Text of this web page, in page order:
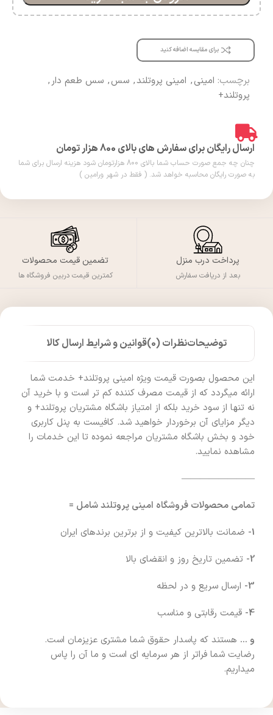
برای مقایسه اضافه کنید
برچسب: امینی, امینی پروتلند, سس, سس طعم دار,
پروتلند+
ارسال رایگان برای سفارش های بالای 800 هزار تومان
چنان چه جمع صورت حساب شما بالای 800 هزارتومان شود هزینه ارسال برای شما
به صورت رایگان محاسبه خواهد شد. ( فقط در شهر ورامین )
پرداخت درب منزل
بعد از دریافت سفارش
تضمین قیمت محصولات
کمترین قیمت دربین فروشگاه ها
توضیحاتنظرات (0) قوانین و شرایط ارسال کالا
این محصول بصورت قیمت ویژه امینی پروتلند+ خدمت شما
ارائه میگردد که از قیمت مصرف کننده کم تر است و با خرید آن
نه تنها از سود خرید بلکه از امتیاز باشگاه مشتریان پروتلند+ و
دیگر مزایای آن برخوردار خواهید شد. کافیست به پنل کاربری
خود و بخش باشگاه مشتریان مراجعه نموده تا این خدمات را
مشاهده نمایید.
————————
تمامی محصولات فروشگاه امینی پروتلند شامل =
1- ضمانت بالاترین کیفیت و از برترین برندهای ایران
2- تضمین تاریخ روز و انقضای بالا
3- ارسال سریع و در لحظه
4- قیمت رقابتی و مناسب
و … هستند که پاسدار حقوق شما مشتری عزیزمان است.
رضایت شما فراتر از هر سرمایه ای است و ما آن را پاس
میداریم.